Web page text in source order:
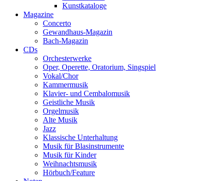
Kunstkataloge
Magazine
Concerto
Gewandhaus-Magazin
Bach-Magazin
CDs
Orchesterwerke
Oper, Operette, Oratorium, Singspiel
Vokal/Chor
Kammermusik
Klavier- und Cembalomusik
Geistliche Musik
Orgelmusik
Alte Musik
Jazz
Klassische Unterhaltung
Musik für Blasinstrumente
Musik für Kinder
Weihnachtsmusik
Hörbuch/Feature